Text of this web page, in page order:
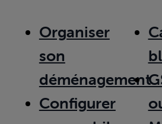
Organiser
son
déménagement
Configurer